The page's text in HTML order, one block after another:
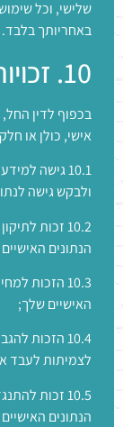
שלישי, וכל
באחריותך בלבד.
10. זכויותיך
בכפוף לדין
אישי, כולן או
10.1 גישה
ולבקש גישה
10.2 זכות
הנתונים
10.3 הזכות
האישיים שלך;
10.4 הזכות
לצמיתות לעבד
10.5 זכות
הנתונים